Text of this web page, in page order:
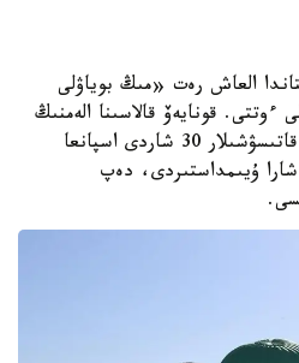
العاش رەت «مىڭ بوياۋلى
ءوتتى. قونايەۆ قالاسىنا الەمنىڭ
تۇكپىر-تۇكپىرىنەن كەلگەن قاتىسۋشىلار 30 شاردى اسپانعا
ۇيىمداستىردى، دەپ